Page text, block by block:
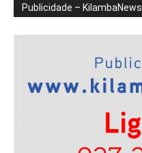
Publicidade – KilambaNews